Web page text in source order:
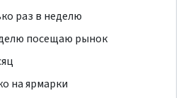
раз в неделю
посещаю рынок
на ярмарки